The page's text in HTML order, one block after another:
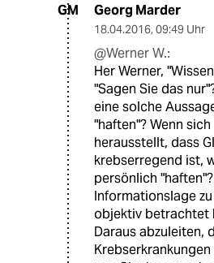
GM Georg Marder
18.04.2016, 09:49 Uhr
@Werner W.:
Her Werner,
"Sagen Sie das
eine solche
"haften"? Wenn
herausstellt, dass
krebserregend ist,
persönlich
Informationslage
objektiv betrachtet
Daraus abzuleiten,